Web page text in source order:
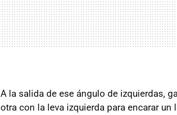
A la salida de ese ángulo de izquierdas,
otra con la leva izquierda para encarar